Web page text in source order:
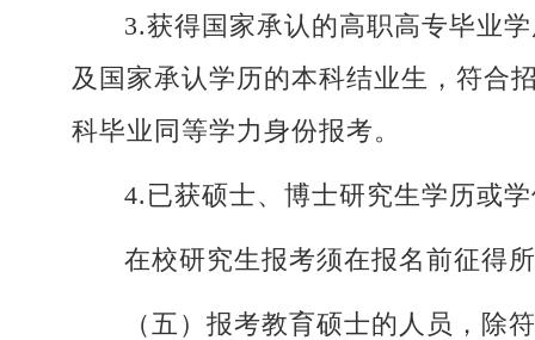
3.获得国家承认的高职高专毕业
及国家承认学历的本科结业生，符合
科毕业同等学力身份报考。
4.已获硕士、博士研究生学历或
在校研究生报考须在报名前征得
（五）报考教育硕士的人员，除